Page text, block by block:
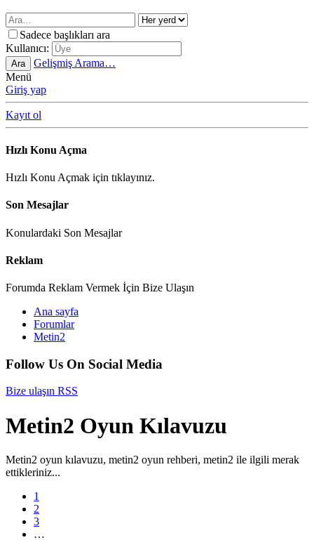
Sadece başlıkları ara
Kullanıcı:
Ara
Gelişmiş Arama…
Menü
Giriş yap
Kayıt ol
Hızlı Konu Açma
Hızlı Konu Açmak için tıklayınız.
Son Mesajlar
Konulardaki Son Mesajlar
Reklam
Forumda Reklam Vermek İçin Bize Ulaşın
Ana sayfa
Forumlar
Metin2
Follow Us On Social Media
Bize ulaşın RSS
Metin2 Oyun Kılavuzu
Metin2 oyun kılavuzu, metin2 oyun rehberi, metin2 ile ilgili merak
ettikleriniz...
1
2
3
…